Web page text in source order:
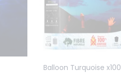
Balloon Turquoise x100